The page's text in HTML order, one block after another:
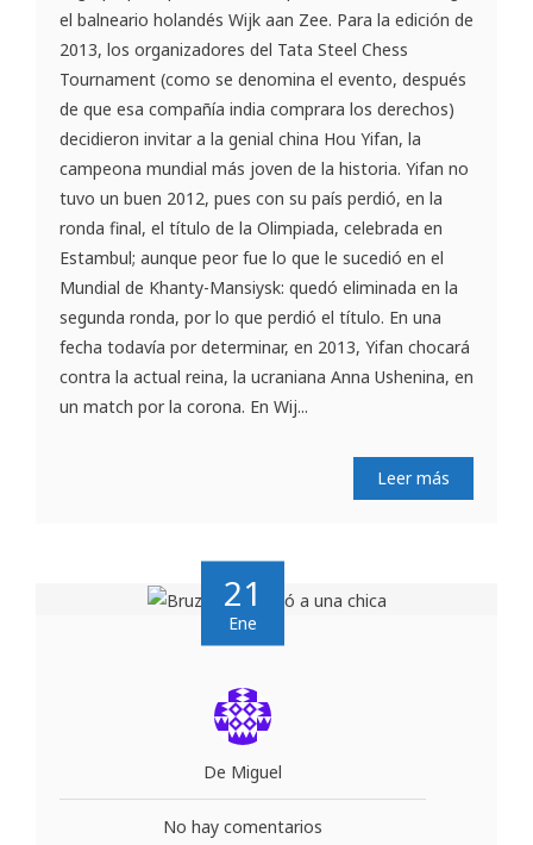
el balneario holandés Wijk aan Zee. Para la edición de
2013, los organizadores del Tata Steel Chess
Tournament (como se denomina el evento, después
de que esa compañía india comprara los derechos)
decidieron invitar a la genial china Hou Yifan, la
campeona mundial más joven de la historia. Yifan no
tuvo un buen 2012, pues con su país perdió, en la
ronda final, el título de la Olimpiada, celebrada en
Estambul; aunque peor fue lo que le sucedió en el
Mundial de Khanty-Mansiysk: quedó eliminada en la
segunda ronda, por lo que perdió el título. En una
fecha todavía por determinar, en 2013, Yifan chocará
contra la actual reina, la ucraniana Anna Ushenina, en
un match por la corona. En Wij...
Leer más
21
Ene
De Miguel
No hay comentarios